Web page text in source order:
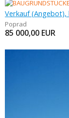
Verkauf
Poprad
85 000,00 EUR